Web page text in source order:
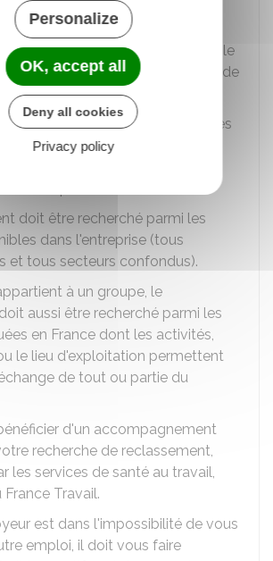
adapté.
doit s'approcher le plus possible
vous occupiez avant votre arrêt de
met en œuvre, si nécessaire, des
l'aménagement, l'adaptation
de postes existants ou
du temps de travail.
doit être recherché parmi les
dans l'entreprise (tous
et tous secteurs confondus).
à un groupe, le
aussi être recherché parmi les
en France dont les activités,
le lieu d'exploitation permettent
de tout ou partie du
d'un accompagnement
recherche de reclassement,
les services de santé au travail,
Travail.
est dans l'impossibilité de vous
emploi, il doit vous faire
Personalize
OK, accept all
Deny all cookies
Privacy policy